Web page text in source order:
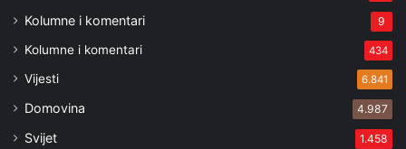
Kolumne i komentari 9
Kolumne i komentari 434
Vijesti 6.841
Domovina 4.987
Svijet 1.458